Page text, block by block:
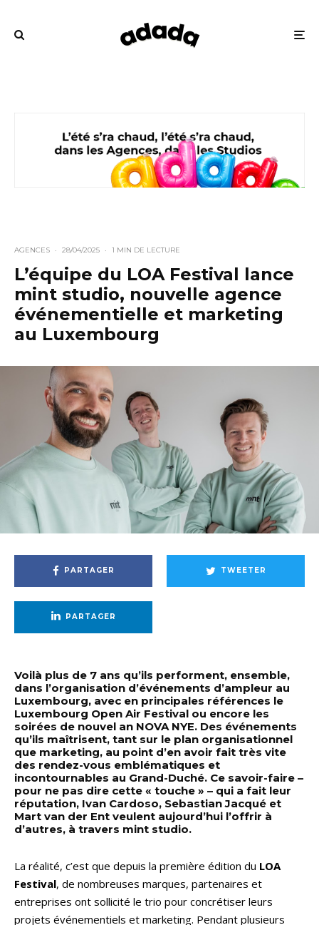
AGENCES · 28/04/2025 · 1 MIN DE LECTURE
L’équipe du LOA Festival lance
mint studio, nouvelle agence
événementielle et marketing
au Luxembourg
PARTAGER TWEETER
PARTAGER
Voilà plus de 7 ans qu’ils performent, ensemble,
dans l’organisation d’événements d’ampleur au
Luxembourg, avec en principales références le
Luxembourg Open Air Festival ou encore les
soirées de nouvel an NOVA NYE. Des événements
qu’ils maîtrisent, tant sur le plan organisationnel
que marketing, au point d’en avoir fait très vite
des rendez-vous emblématiques et
incontournables au Grand-Duché. Ce savoir-faire –
pour ne pas dire cette « touche » – qui a fait leur
réputation, Ivan Cardoso, Sebastian Jacqué et
Mart van der Ent veulent aujourd’hui l’offrir à
d’autres, à travers mint studio.
La réalité, c’est que depuis la première édition du LOA
Festival, de nombreuses marques, partenaires et
entreprises ont sollicité le trio pour concrétiser leurs
projets événementiels et marketing. Pendant plusieurs